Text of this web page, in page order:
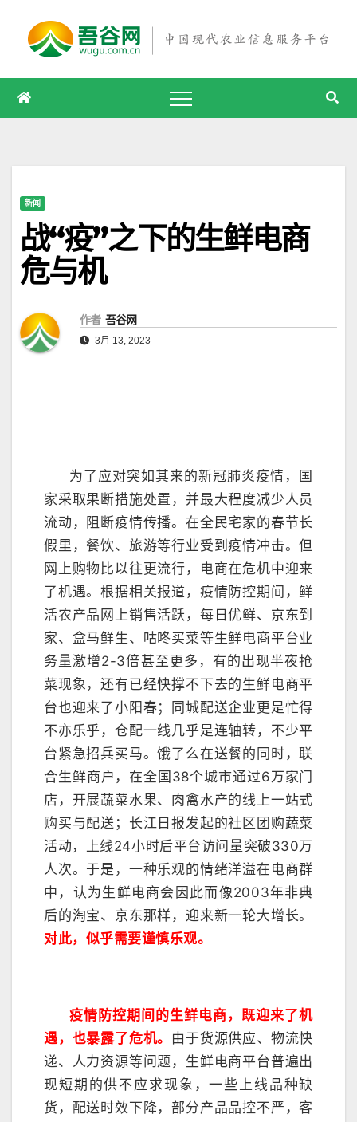
容
新闻
战“疫”之下的生鲜电商
危与机
作者 吾谷网
3月 13, 2023
为了应对突如其来的新冠肺炎疫情，国
家采取果断措施处置，并最大程度减少人员
流动，阻断疫情传播。在全民宅家的春节长
假里，餐饮、旅游等行业受到疫情冲击。但
网上购物比以往更流行，电商在危机中迎来
了机遇。根据相关报道，疫情防控期间，鲜
活农产品网上销售活跃，每日优鲜、京东到
家、盒马鲜生、咕咚买菜等生鲜电商平台业
务量激增2-3倍甚至更多，有的出现半夜抢
菜现象，还有已经快撑不下去的生鲜电商平
台也迎来了小阳春；同城配送企业更是忙得
不亦乐乎，仓配一线几乎是连轴转，不少平
台紧急招兵买马。饿了么在送餐的同时，联
合生鲜商户，在全国38个城市通过6万家门
店，开展蔬菜水果、肉禽水产的线上一站式
购买与配送；长江日报发起的社区团购蔬菜
活动，上线24小时后平台访问量突破330万
人次。于是，一种乐观的情绪洋溢在电商群
中，认为生鲜电商会因此而像2003年非典
后的淘宝、京东那样，迎来新一轮大增长。
对此，似乎需要谨慎乐观。
疫情防控期间的生鲜电商，既迎来了机
遇，也暴露了危机。 由于货源供应、物流快
递、人力资源等问题，生鲜电商平台普遍出
现短期的供不应求现象，一些上线品种缺
货，配送时效下降，部分产品品控不严，客